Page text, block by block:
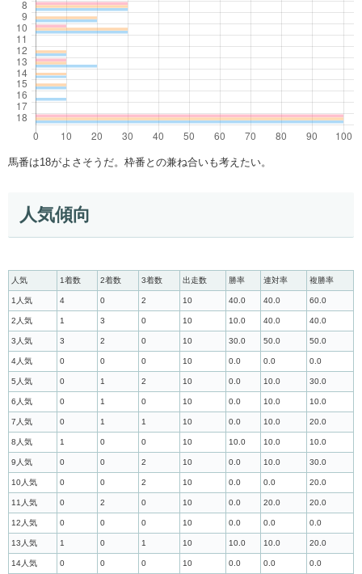
馬番は18がよさそうだ。枠番との兼ね合いも考えたい。
人気傾向
人気 1着数 2着数 3着数 出走数 勝率 連対率 複勝率
1人気 4 0 2 10 40.0 40.0 60.0
2人気 1 3 0 10 10.0 40.0 40.0
3人気 3 2 0 10 30.0 50.0 50.0
4人気 0 0 0 10 0.0 0.0 0.0
5人気 0 1 2 10 0.0 10.0 30.0
6人気 0 1 0 10 0.0 10.0 10.0
7人気 0 1 1 10 0.0 10.0 20.0
8人気 1 0 0 10 10.0 10.0 10.0
9人気 0 0 2 10 0.0 10.0 30.0
10人気 0 0 2 10 0.0 0.0 20.0
11人気 0 2 0 10 0.0 20.0 20.0
12人気 0 0 0 10 0.0 0.0 0.0
13人気 1 0 1 10 10.0 10.0 20.0
14人気 0 0 0 10 0.0 0.0 0.0